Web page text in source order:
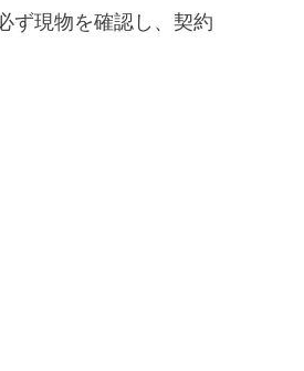
ず現物を確認し、契約